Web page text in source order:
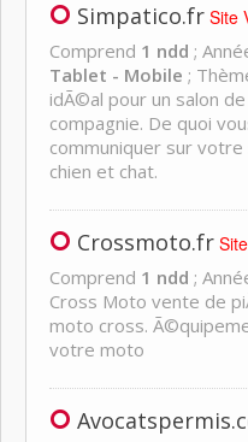
Simpatico.fr Site
Comprend 1 ndd ;
Tablet - Mobile ;
idÃ©al pour un salon
compagnie. De quoi
communiquer sur
chien et chat.
Crossmoto.fr
Comprend 1 ndd ;
Cross Moto vente de
moto cross.
votre moto